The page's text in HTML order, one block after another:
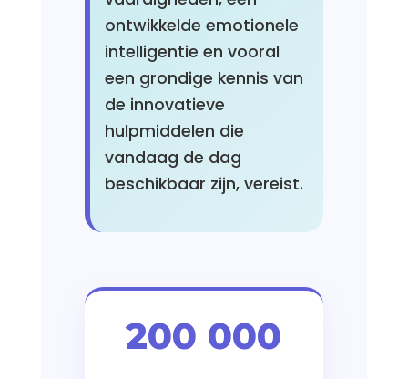
ontwikkelde emotionele
intelligentie en vooral
een grondige kennis van
de innovatieve
hulpmiddelen die
vandaag de dag
beschikbaar zijn, vereist.
200 000